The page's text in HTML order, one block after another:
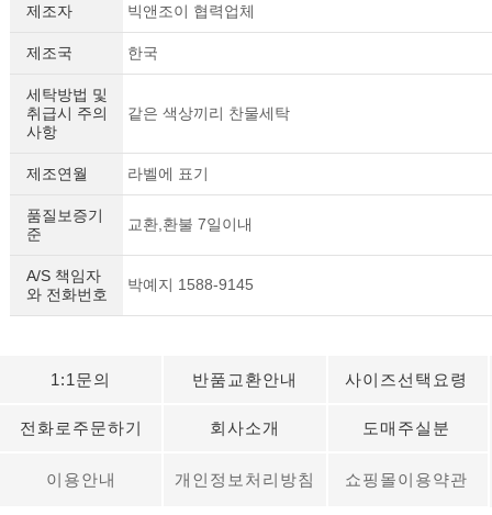
제조자 빅앤조이 협력업체
제조국 한국
세탁방법 및
취급시 주의
사항
같은 색상끼리 찬물세탁
제조연월 라벨에 표기
품질보증기
준
교환,환불 7일이내
A/S 책임자
와 전화번호
박예지 1588-9145
1:1문의 반품교환안내 사이즈선택요령
전화로주문하기 회사소개 도매주실분
이용안내 개인정보처리방침 쇼핑몰이용약관